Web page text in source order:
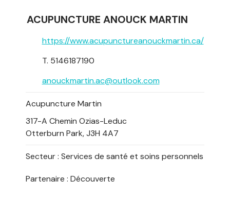
ACUPUNCTURE ANOUCK MARTIN
https://www.acupunctureanouckmartin.ca/
T. 5146187190
anouckmartin.ac@outlook.com
Acupuncture Martin
317-A Chemin Ozias-Leduc
Otterburn Park, J3H 4A7
Secteur : Services de santé et soins personnels
Partenaire : Découverte